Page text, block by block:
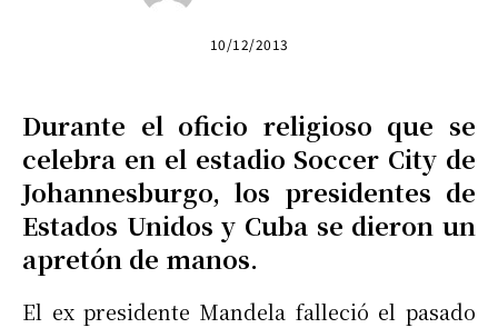
10/12/2013
Durante el oficio religioso que se
celebra en el estadio Soccer City de
Johannesburgo, los presidentes de
Estados Unidos y Cuba se dieron un
apretón de manos.
El ex presidente Mandela falleció el pasado